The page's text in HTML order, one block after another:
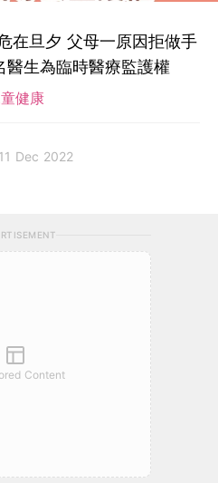
在旦夕 父母一原因拒做手
生為臨時醫療監護權
健康
Dec 2022
Content